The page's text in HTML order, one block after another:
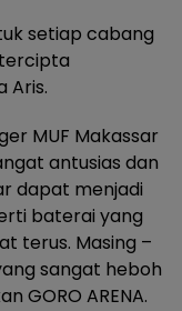
setiap cabang
Aris.
MUF Makassar
antusias dan
dapat menjadi
baterai yang
terus. Masing –
sangat heboh
GORO ARENA.